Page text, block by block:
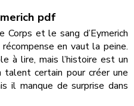
pdf
et le sang d’Eymerich
en vaut la peine.
à lire, mais l’histoire est un
talent certain pour créer une
il manque de surprise dans